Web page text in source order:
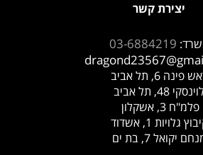
יצירת קשר
03-6884219
פינה 6, תל אביב
48, תל אביב
פלמ"ח 3, אשקלון
גלויות 1, אשדוד
יקואל 7, בת ים